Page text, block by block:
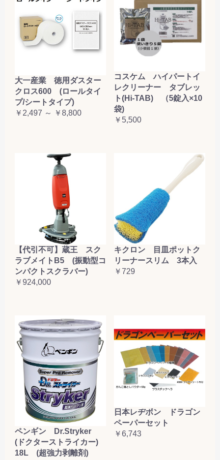
大一産業 徳用ダスター
クロス600 (ロールタイ
プ/シートタイプ)
￥2,497 ～ ￥8,800
コスケム ハイパートイ
レクリーナー タブレッ
ト(Hi-TAB) （5錠入×10
袋)
￥5,500
【代引不可】蔵王 スク
ラブメイトB5 (振動型コ
ンパクトスクラバー)
￥924,000
キクロン 目皿ポットク
リーナースリム 3本入
￥729
ペンギン Dr.Stryker
(ドクターストライカー)
18L (超強力剥離剤)
日本レヂボン ドラゴン
ペーパーセット
￥6,743